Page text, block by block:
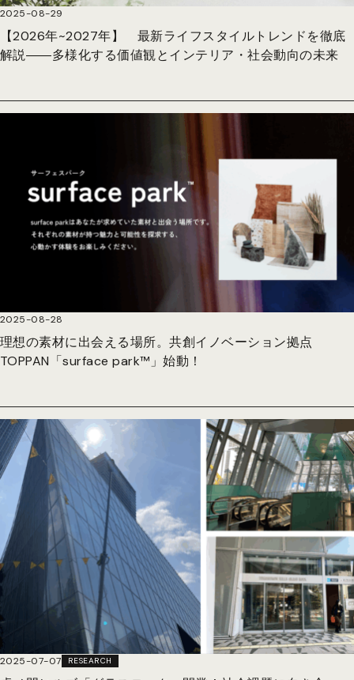
2025-08-29
【2026年~2027年】 最新ライフスタイルトレンドを徹底
解説――多様化する価値観とインテリア・社会動向の未来
2025-08-28
理想の素材に出会える場所。共創イノベーション拠点
TOPPAN「surface park™」始動！
2025-07-07 RESEARCH